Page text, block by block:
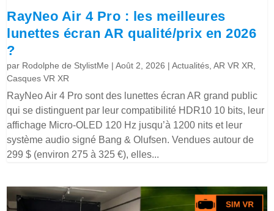
RayNeo Air 4 Pro : les meilleures
lunettes écran AR qualité/prix en 2026
?
par Rodolphe de StylistMe |Août 2, 2026 |Actualités ,AR VR XR
Casques VR XR
RayNeo Air 4 Pro sont des lunettes écran AR grand public
qui se distinguent par leur compatibilité HDR10 10 bits, leur
affichage Micro-OLED 120 Hz jusqu’à 1200 nits et leur
système audio signé Bang & Olufsen. Vendues autour de
299 $ (environ 275 à 325 €), elles...